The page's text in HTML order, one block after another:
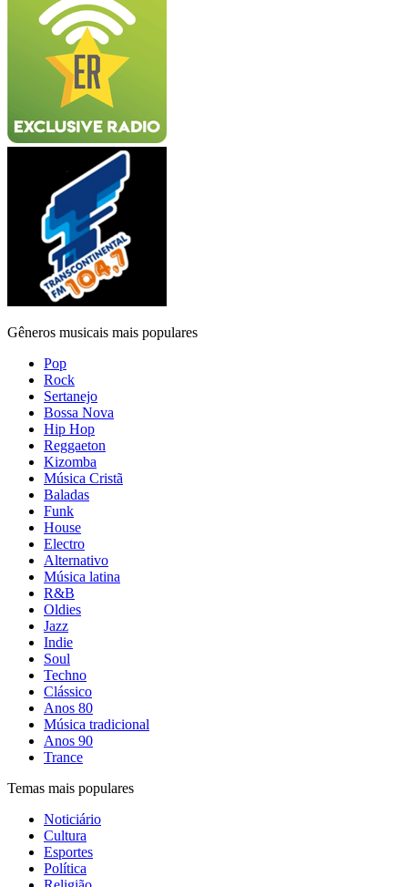
Gêneros musicais mais populares
Pop
Rock
Sertanejo
Bossa Nova
Hip Hop
Reggaeton
Kizomba
Música Cristã
Baladas
Funk
House
Electro
Alternativo
Música latina
R&B
Oldies
Jazz
Indie
Soul
Techno
Clássico
Anos 80
Música tradicional
Anos 90
Trance
Temas mais populares
Noticiário
Cultura
Esportes
Política